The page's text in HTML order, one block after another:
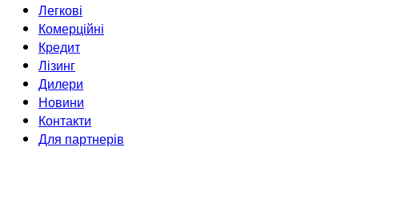
Легкові
Комерційні
Кредит
Лізинг
Дилери
Новини
Контакти
Для партнерів